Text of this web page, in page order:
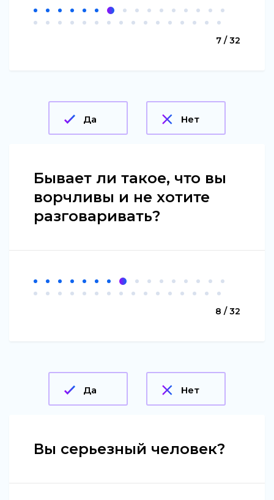
7 / 32
Да Нет
Бывает ли такое, что вы
ворчливы и не хотите
разговаривать?
8 / 32
Да Нет
Вы серьезный человек?